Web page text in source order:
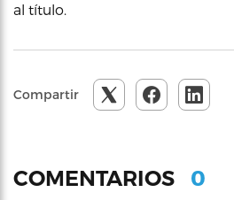
al título.
Compartir
COMENTARIOS 0